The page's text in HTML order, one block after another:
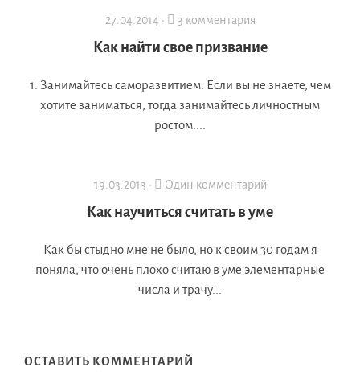
27.04.2014 · 3 комментария
Как найти свое призвание
1. Занимайтесь саморазвитием. Если вы не знаете, чем
хотите заниматься, тогда занимайтесь личностным
ростом....
19.03.2013 · Один комментарий
Как научиться считать в уме
Как бы стыдно мне не было, но к своим 30 годам я
поняла, что очень плохо считаю в уме элементарные
числа и трачу...
ОСТАВИТЬ КОММЕНТАРИЙ